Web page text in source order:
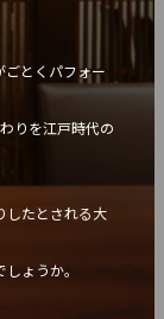
ごとくパフォー
りを江戸時代の
したとされる大
ょうか。